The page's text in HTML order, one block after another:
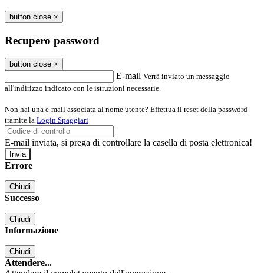
button close ×
Recupero password
button close ×
E-mail Verrà inviato un messaggio
all'indirizzo indicato con le istruzioni necessarie.
Non hai una e-mail associata al nome utente? Effettua il reset della password
tramite la Login Spaggiari
E-mail inviata, si prega di controllare la casella di posta elettronica!
Errore
Chiudi
Successo
Chiudi
Informazione
Chiudi
Attendere...